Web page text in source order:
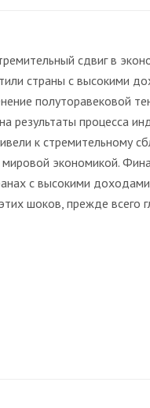
сдвиг в
страны с высокими
полуторавековой
процесса
к стремительному
экономикой.
с высокими
шоков, прежде